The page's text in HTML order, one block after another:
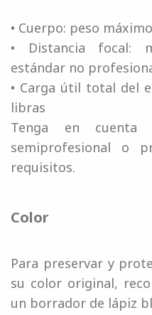
• Cuerpo: peso
• Distancia focal:
estándar no
• Carga útil total del
libras
Tenga en cuenta
semiprofesional o
requisitos.
Color
Para preservar y
su color original,
un borrador de lápiz